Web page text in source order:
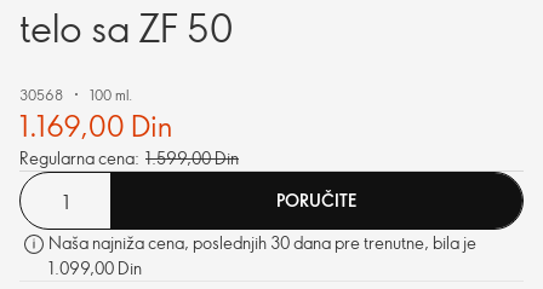
telo sa ZF 50
30568 100 ml.
1.169,00 Din
Regularna cena: 1.599,00 Din
PORUČITE
Naša najniža cena, poslednjih 30 dana pre trenutne, bila je
1.099,00 Din